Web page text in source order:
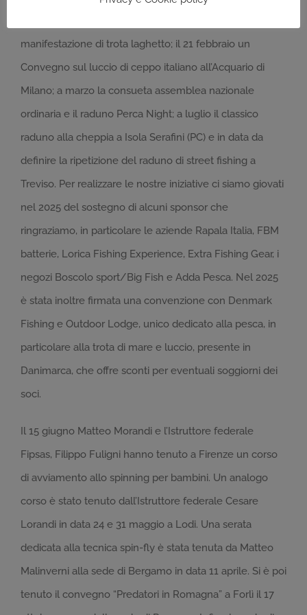
manifestazione di trota laghetto; il 21 febbraio un
Convegno sul luccio di ceppo italiano all’Acquario di
Milano; a marzo la consueta assemblea nazionale
ordinaria e il raduno Perca Night; a luglio il classico
raduno alla cheppia a Isola Serafini (PC) e in data da
definire la ripetizione del raduno di street fishing a
Treviso. Per realizzare le nostre iniziative ci siamo giovati
nel 2025 del sostegno di alcuni sponsor che
ringraziamo, in particolare le aziende Rapala Italia, FBM
batterie, Lorica Fishing Experience, Extra Fishing Gear, i
negozi Boscolo sport/Big Fish e Adda Pesca. Nel 2025
è stata inoltre firmata una convenzione con Denmark
Fishing e Outdoor Lodge, unico dedicato alla pesca, in
particolare alla trota di mare e luccio, presente in
Danimarca, che offre sconti per eventuali soggiorni dei
soci.
Il 15 giugno Matteo Morandi e l’Istruttore federale
Fipsas, Filippo Fuligni hanno tenuto a Firenze un corso
di avviamento allo spinning per bambini. Un analogo
corso è stato tenuto dall’Istruttore federale Cesare
Lorandi in data 24 e 31 maggio a Lodi. Una serata
dedicata alla tecnica spin-fly è stata tenuta da Matteo
Malinverni alla sede di Bergamo in data 11 aprile. Si è poi
tenuto il convegno “Predatori in Romagna” a Forlì il 17